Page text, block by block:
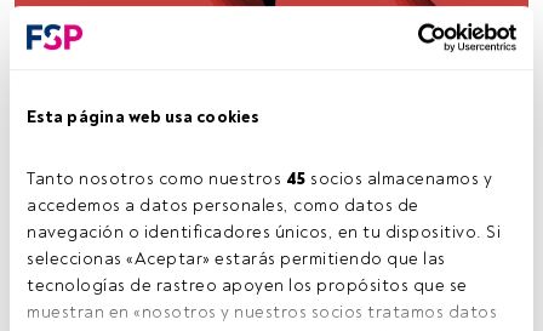
Esta página web usa cookies
Tanto nosotros como nuestros 45 socios almacenamos y
accedemos a datos personales, como datos de
navegación o identificadores únicos, en tu dispositivo. Si
seleccionas «Aceptar» estarás permitiendo que las
tecnologías de rastreo apoyen los propósitos que se
muestran en «nosotros y nuestros socios tratamos datos
Tiempo lectura: 9 s.
ellos se sumará la presencia de representantes